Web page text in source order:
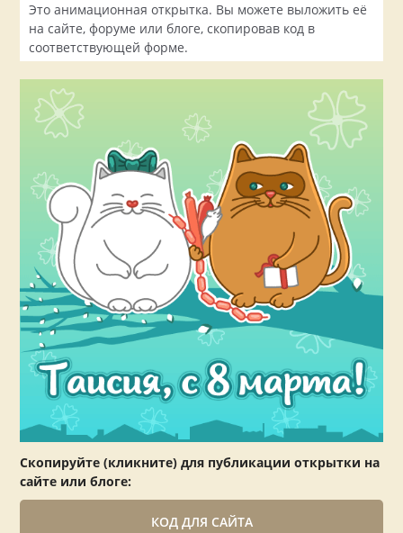
Это анимационная открытка. Вы можете выложить её
на сайте, форуме или блоге, скопировав код в
соответствующей форме.
Скопируйте (кликните) для публикации открытки на
сайте или блоге:
КОД ДЛЯ САЙТА